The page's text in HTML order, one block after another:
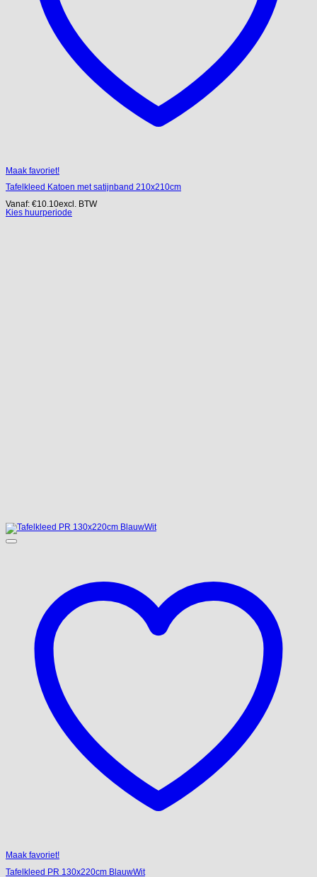
Maak favoriet!
Tafelkleed Katoen met satijnband 210x210cm
Vanaf: €10.10excl. BTW
Kies huurperiode
Maak favoriet!
Tafelkleed PR 130x220cm BlauwWit